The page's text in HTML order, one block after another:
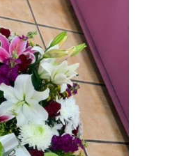
/ VISTA RAPIDA